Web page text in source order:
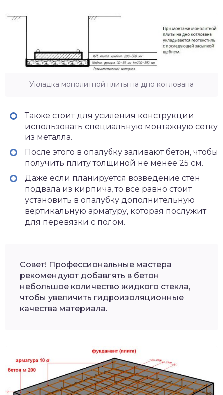
Укладка монолитной плиты на дно котлована
Также стоит для усиления конструкции
использовать специальную монтажную сетку
из металла.
После этого в опалубку заливают бетон, чтобы
получить плиту толщиной не менее 25 см.
Даже если планируется возведение стен
подвала из кирпича, то все равно стоит
установить в опалубку дополнительную
вертикальную арматуру, которая послужит
для перевязки с полом.
Совет! Профессиональные мастера
рекомендуют добавлять в бетон
небольшое количество жидкого стекла,
чтобы увеличить гидроизоляционные
качества материала.